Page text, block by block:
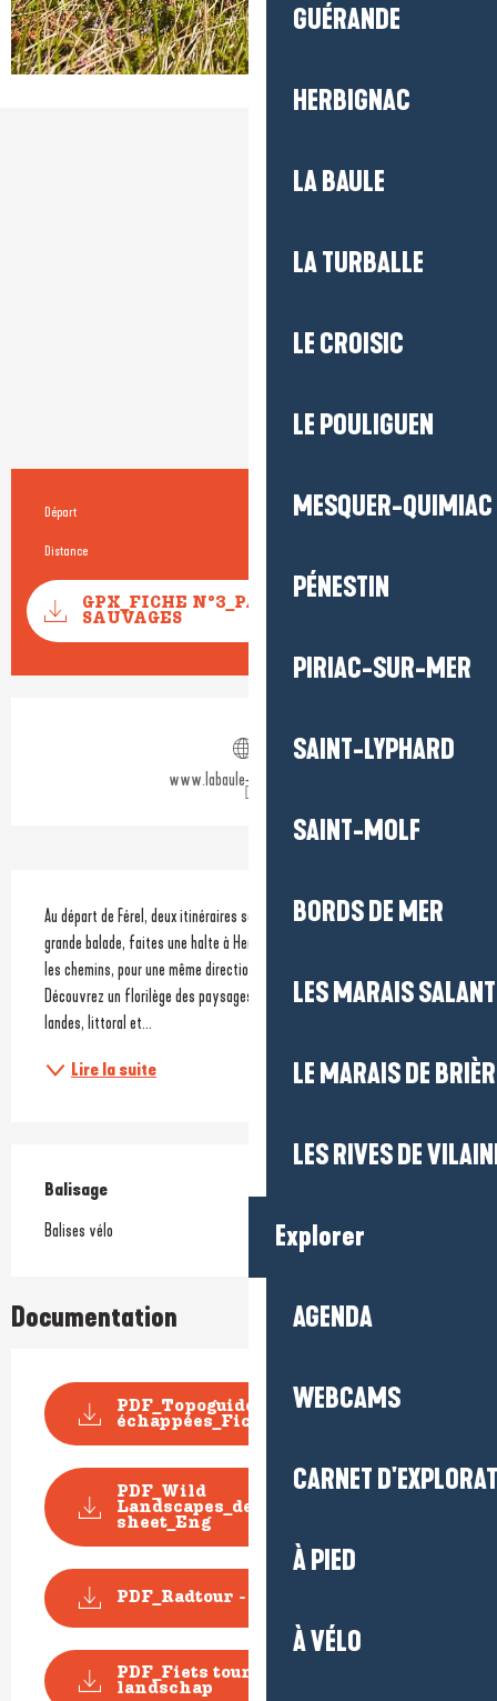
GUÉRANDE
HERBIGNAC
LA BAULE
LA TURBALLE
LE CROISIC
LE POULIGUEN
MESQUER-QUIMIAC
PÉNESTIN
PIRIAC-SUR-MER
SAINT-LYPHARD
SAINT-MOLF
BORDS DE MER
LES MARAIS
LE MARAIS DE
LES RIVES DE
Explorer
AGENDA
WEBCAMS
CARNET
À PIED
À VÉLO
Informations pratiques
Départ Férel
Distance
Documentation
GPX_FICHE N°3_PAYSAGES
SAUVAGES
Ouverture et coordonnées
www.labaule-guerande.com
Description
Au départ de Férel, deux itinéraires sont possibles. Envie d’une plus
grande balade, faites une halte à Herbignac, ou bien, coupez à travers
les chemins, pour une même direction : la Pointe de Pen Bé à Assérac.
Découvrez un florilège des paysages : villages et bocages, dunes et
landes, littoral et...
Lire la suite
Balisage
Balises vélo
Documentation
PDF_Topoguide VELO Les Belles
échappées_Fiche n...
PDF_Wild
Landscapes_descriptive
sheet_Eng
PDF_Radtour - Natur pur
PDF_Fiets tour - Een ongerept
landschap